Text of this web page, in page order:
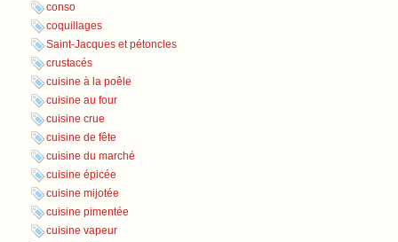
conso
coquillages
Saint-Jacques et pétoncles
crustacés
cuisine à la poêle
cuisine au four
cuisine crue
cuisine de fête
cuisine du marché
cuisine épicée
cuisine mijotée
cuisine pimentée
cuisine vapeur